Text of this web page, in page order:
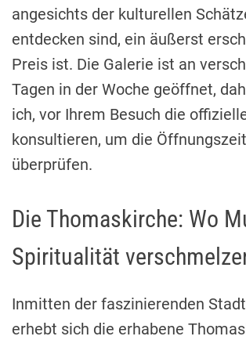
angesichts der kulturellen
entdecken sind, ein äußerst
Preis ist. Die Galerie ist an
Tagen in der Woche geöffnet,
ich, vor Ihrem Besuch die
konsultieren, um die
überprüfen.
Die Thomaskirche: Wo
Spiritualität
Inmitten der faszinierenden
erhebt sich die erhabene